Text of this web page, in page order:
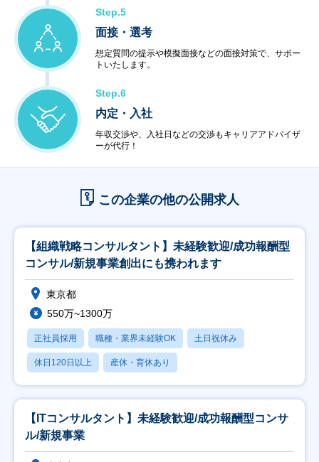
Step.5
面接・選考
想定質問の提示や模擬面接などの面接対策で、サポー
トいたします。
Step.6
内定・入社
年収交渉や、入社日などの交渉もキャリアアドバイザ
ーが代行！
この企業の他の公開求人
【組織戦略コンサルタント】未経験歓迎/成功報酬型
コンサル/新規事業創出にも携われます
東京都
550万~1300万
正社員採用 職種・業界未経験OK 土日祝休み
休日120日以上 産休・育休あり
【ITコンサルタント】未経験歓迎/成功報酬型コンサ
ル/新規事業